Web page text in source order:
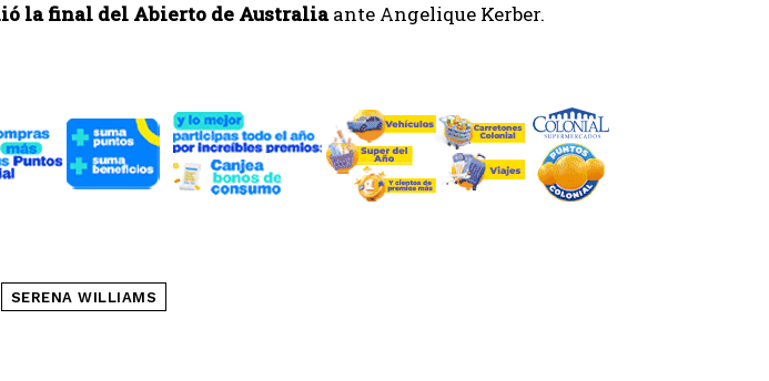
la final del Abierto de Australiaante Angelique Kerber.
SERENA WILLIAMS